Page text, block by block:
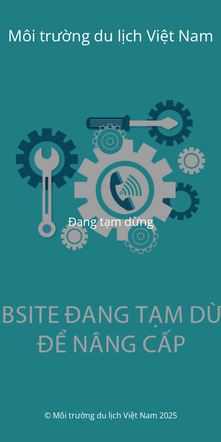
Môi trường du lịch Việt Nam
Đang tạm dừng
© Môi trường du lịch Việt Nam 2025